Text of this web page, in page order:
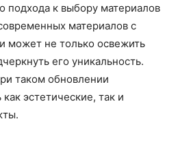
подхода к выбору материалов
материалов с
может не только освежить
его уникальность.
таком обновлении
эстетические, так и